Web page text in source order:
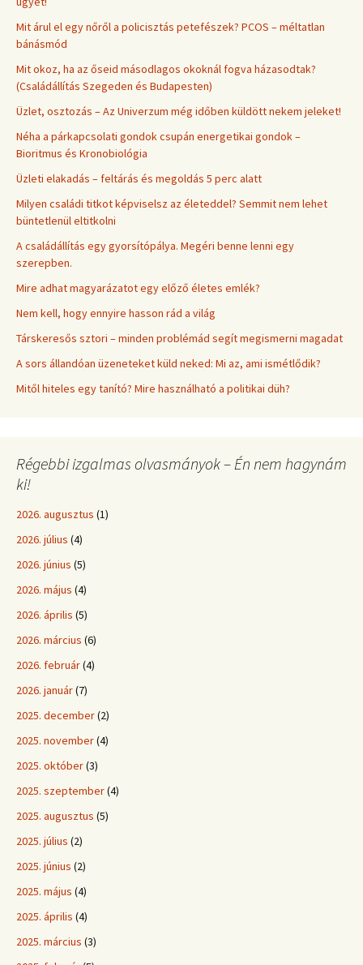
Mit árul el egy nőről a policisztás petefészek? PCOS – méltatlan
bánásmód
Mit okoz, ha az őseid másodlagos okoknál fogva házasodtak?
(Családállítás Szegeden és Budapesten)
Üzlet, osztozás – Az Univerzum még időben küldött nekem jeleket!
Néha a párkapcsolati gondok csupán energetikai gondok –
Bioritmus és Kronobiológia
Üzleti elakadás – feltárás és megoldás 5 perc alatt
Milyen családi titkot képviselsz az életeddel? Semmit nem lehet
büntetlenül eltitkolni
A családállítás egy gyorsítópálya. Megéri benne lenni egy
szerepben.
Mire adhat magyarázatot egy előző életes emlék?
Nem kell, hogy ennyire hasson rád a világ
Társkeresős sztori – minden problémád segít megismerni magadat
A sors állandóan üzeneteket küld neked: Mi az, ami ismétlődik?
Mitől hiteles egy tanító? Mire használható a politikai düh?
Régebbi izgalmas olvasmányok – Én nem hagynám
ki!
2026. augusztus (1)
2026. július (4)
2026. június (5)
2026. május (4)
2026. április (5)
2026. március (6)
2026. február(4)
2026. január(7)
2025. december(2)
2025. november(4)
2025. október(3)
2025. szeptember(4)
2025. augusztus (5)
2025. július (2)
2025. június (2)
2025. május (4)
2025. április (4)
2025. március (3)